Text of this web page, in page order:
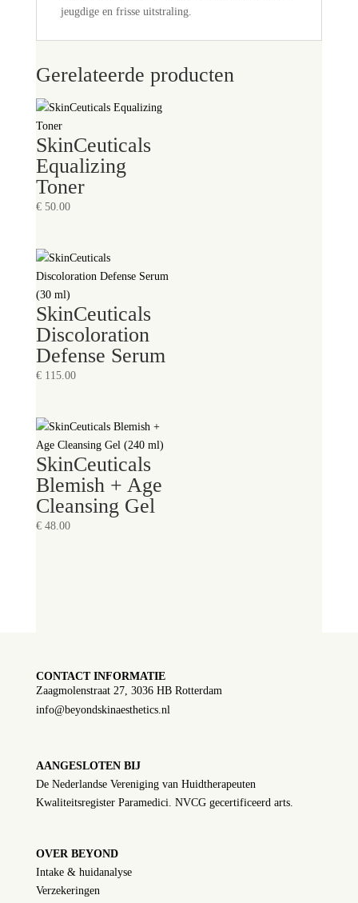
jeugdige en frisse uitstraling.
Gerelateerde producten
SkinCeuticals
Equalizing
Toner
€50.00
SkinCeuticals
Discoloration
Defense Serum
€115.00
SkinCeuticals
Blemish + Age
Cleansing Gel
€48.00
CONTACT INFORMATIE
Zaagmolenstraat 27, 3036 HB Rotterdam
info@beyondskinaesthetics.nl
AANGESLOTEN BIJ
De Nederlandse Vereniging van Huidtherapeuten
Kwaliteitsregister Paramedici. NVCG gecertificeerd arts.
OVER BEYOND
Intake & huidanalyse
Verzekeringen